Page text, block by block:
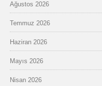
Ağustos 2026
Temmuz 2026
Haziran 2026
Mayıs 2026
Nisan 2026